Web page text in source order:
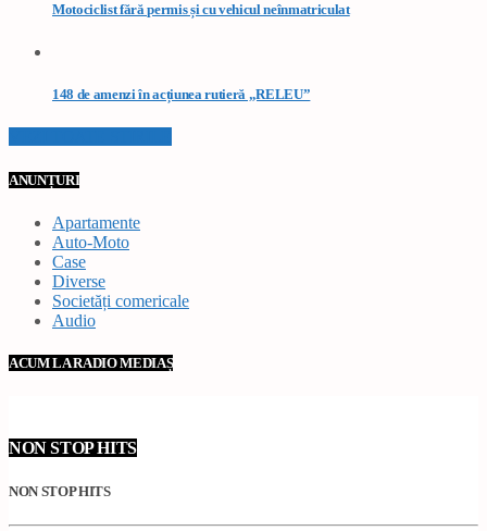
Motociclist fără permis și cu vehicul neînmatriculat
148 de amenzi în acțiunea rutieră „RELEU”
ANUNȚURI
Apartamente
Auto-Moto
Case
Diverse
Societăți comericale
Audio
ACUM LA RADIO MEDIAȘ
NON STOP HITS
NON STOP HITS